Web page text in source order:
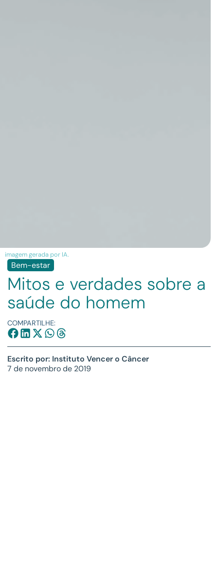
imagem gerada por IA.
Bem-estar
Mitos e verdades sobre a
saúde do homem
COMPARTILHE:
Escrito por: Instituto Vencer o Câncer
7 de novembro de 2019